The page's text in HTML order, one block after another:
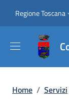
Slim
Regione Toscana
Briciole
Home / Servizi